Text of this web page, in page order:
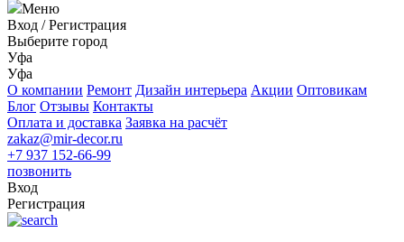
Меню
Вход /Регистрация
Выберите город
Уфа
Уфа
О компании Ремонт Дизайн интерьера Акции Оптовикам
Блог Отзывы Контакты
Оплата и доставка Заявка на расчёт
zakaz@mir-decor.ru
+7 937 152-66-99
позвонить
Вход
Регистрация